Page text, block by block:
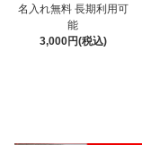
名入れ無料 長期利用可
能
3,000円(税込)